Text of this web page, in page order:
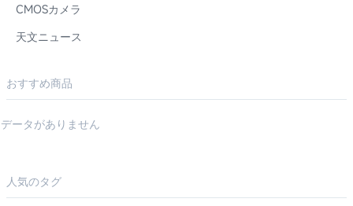
CMOSカメラ
天文ニュース
おすすめ商品
データがありません
人気のタグ